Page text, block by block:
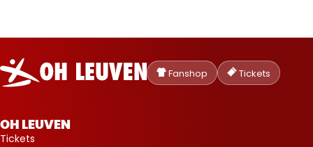
Oud-
Heverlee
Leuven
Fanshop Tickets
OH LEUVEN
Tickets